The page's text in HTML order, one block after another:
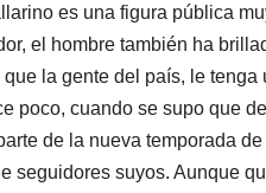
d
I
n
d
s
es una figura pública
el hombre también ha
que la gente del país, le
poco, cuando se supo que
de la nueva temporada
seguidores suyos. Aunque